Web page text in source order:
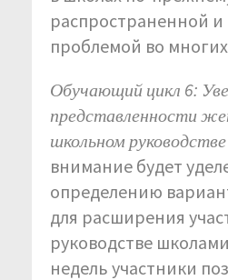
распространенной
проблемой во
Обучающий цикл 6:
представленности
школьном руководстве
внимание будет
определению
для расширения
руководстве
недель участники